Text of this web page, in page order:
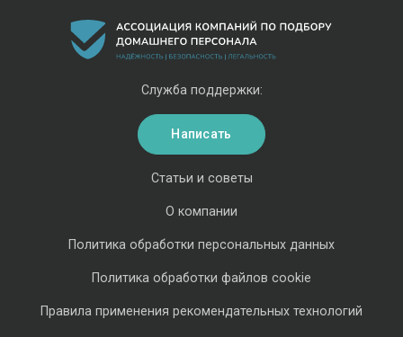
Статьи и советы
О компании
Политика обработки персональных данных
Политика обработки файлов cookie
Правила применения рекомендательных технологий
Служба поддержки:
Написать